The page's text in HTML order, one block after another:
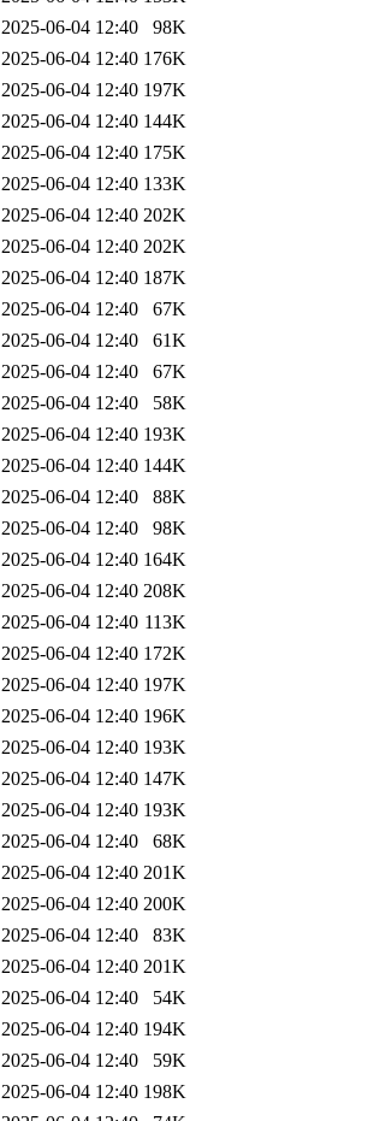
2025-06-04 12:40
98K
2025-06-04 12:40 176K
2025-06-04 12:40 197K
2025-06-04 12:40 144K
2025-06-04 12:40 175K
2025-06-04 12:40 133K
2025-06-04 12:40 202K
2025-06-04 12:40 202K
2025-06-04 12:40 187K
2025-06-04 12:40
67K
2025-06-04 12:40
61K
2025-06-04 12:40
67K
2025-06-04 12:40
58K
2025-06-04 12:40 193K
2025-06-04 12:40 144K
2025-06-04 12:40
88K
2025-06-04 12:40
98K
2025-06-04 12:40 164K
2025-06-04 12:40 208K
2025-06-04 12:40 113K
2025-06-04 12:40 172K
2025-06-04 12:40 197K
2025-06-04 12:40 196K
2025-06-04 12:40 193K
2025-06-04 12:40 147K
2025-06-04 12:40 193K
2025-06-04 12:40
68K
2025-06-04 12:40 201K
2025-06-04 12:40 200K
2025-06-04 12:40
83K
2025-06-04 12:40 201K
2025-06-04 12:40
54K
2025-06-04 12:40 194K
2025-06-04 12:40
59K
2025-06-04 12:40 198K